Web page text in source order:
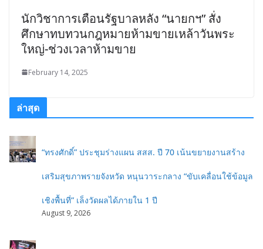
นักวิชาการเตือนรัฐบาลหลัง “นายกฯ” สั่ง
ศึกษาทบทวนกฎหมายห้ามขายเหล้าวันพระ
ใหญ่-ช่วงเวลาห้ามขาย
February 14, 2025
ล่าสุด
“ทรงศักดิ์” ประชุมร่างแผน สสส. ปี 70 เน้นขยายงานสร้าง
เสริมสุขภาพรายจังหวัด หนุนวาระกลาง “ขับเคลื่อนใช้ข้อมูล
เชิงพื้นที่” เล็งวัดผลได้ภายใน 1 ปี
August 9, 2026